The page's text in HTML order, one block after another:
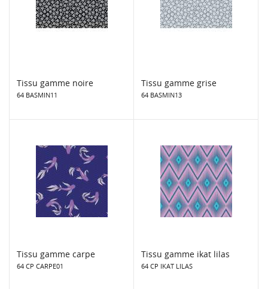
Tissu gamme noire
64 BASMIN11
Tissu gamme grise
64 BASMIN13
Tissu gamme carpe
64 CP CARPE01
Tissu gamme ikat lilas
64 CP IKAT LILAS